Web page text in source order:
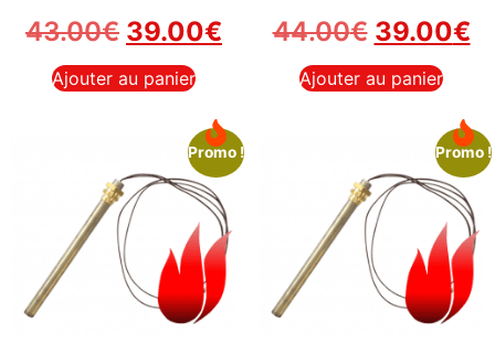
43.00€ 39.00€
Ajouter au panier
44.00€ 39.00€
Ajouter au panier
Promo ! Promo !